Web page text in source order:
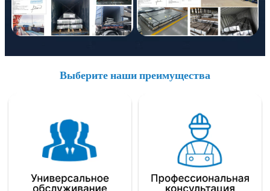
Выберите наши преимущества